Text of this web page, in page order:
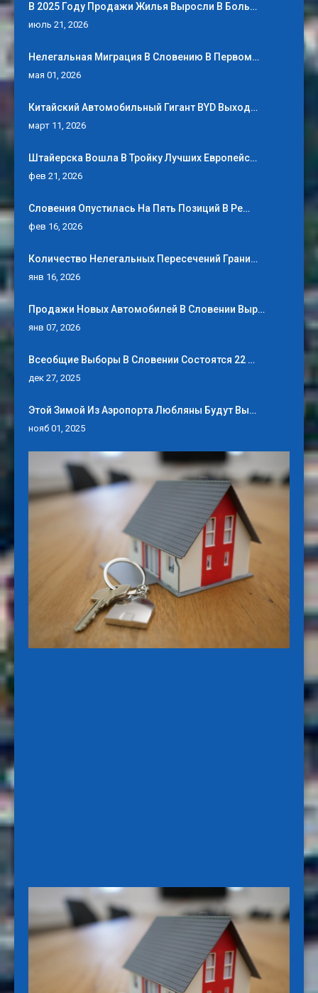
В 2025 Году Продажи Жилья Выросли В Боль…
июль 21, 2026
Нелегальная Миграция В Словению В Первом…
мая 01, 2026
Китайский Автомобильный Гигант BYD Выход…
март 11, 2026
Штайерска Вошла В Тройку Лучших Европейс…
фев 21, 2026
Словения Опустилась На Пять Позиций В Ре…
фев 16, 2026
Количество Нелегальных Пересечений Грани…
янв 16, 2026
Продажи Новых Автомобилей В Словении Выр…
янв 07, 2026
Всеобщие Выборы В Словении Состоятся 22 …
дек 27, 2025
Этой Зимой Из Аэропорта Любляны Будут Вы…
нояб 01, 2025